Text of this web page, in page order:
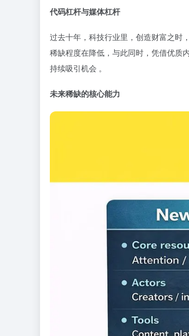
代码杠杆与媒体杠杆
过去十年，科技行业里，创造财富之时
稀缺程度在降低，与此同时，凭借优质
持续吸引机会 。
未来稀缺的核心能力